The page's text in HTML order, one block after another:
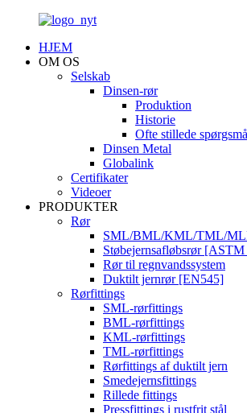
HJEM
OM OS
Selskab
Dinsen-rør
Produktion
Historie
Ofte stillede
Dinsen Metal
Globalink
Certifikater
Videoer
PRODUKTER
Rør
SML/BML/KML/TML/
Støbejernsafløbsrør
Rør til regnvandssystem
Duktilt jernrør [EN545]
Rørfittings
SML-rørfittings
BML-rørfittings
KML-rørfittings
TML-rørfittings
Rørfittings af duktilt jern
Smedejernsfittings
Rillede fittings
Pressfittings i rustfrit stål